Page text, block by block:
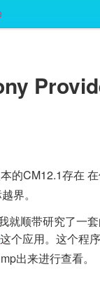
的CM12.1存在
界。
就顺带研究了一
这个应用。这个程
出来进行查看。